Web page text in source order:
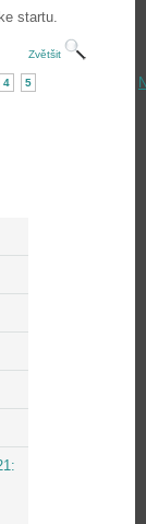
startu.
Zvětšit
4 5